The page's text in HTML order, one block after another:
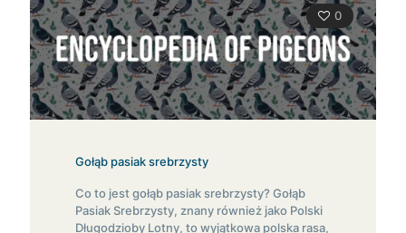
0
Gołąb pasiak srebrzysty
Co to jest gołąb pasiak srebrzysty? Gołąb
Pasiak Srebrzysty, znany również jako Polski
Długodzioby Lotny, to wyjątkowa polska rasa,